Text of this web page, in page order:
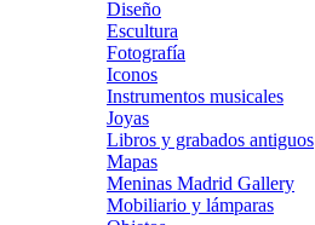
Diseño
Escultura
Fotografía
Iconos
Instrumentos musicales
Joyas
Libros y grabados antiguos
Mapas
Meninas Madrid Gallery
Mobiliario y lámparas